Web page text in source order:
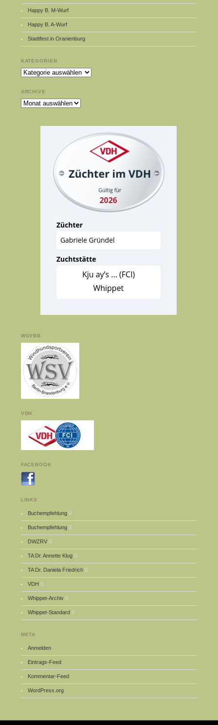
Happy B. M-Wurf
Happy B. A-Wurf
Stadtfest in Oranienburg
KATEGORIEN
Kategorien
ARCHIVE
Archive
WSVBB
VDH
FACEBOOK
LINKS
Buchempfehlung 0
Buchempfehlung 0
DWZRV 0
TA Dr. Annette Klug 0
TA Dr. Daniela Friedrich 0
VDH 0
Whippet-Archiv 0
Whippet-Standard 0
META
Anmelden
Eintrags-Feed
Kommentar-Feed
WordPress.org